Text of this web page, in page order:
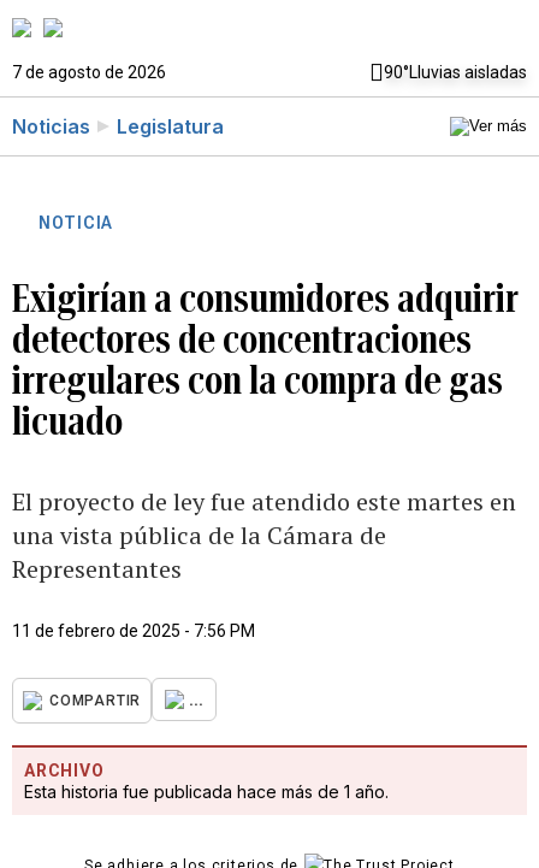
7 de agosto de 2026 90°Lluvias aisladas
Noticias Legislatura
NOTICIA
Exigirían a consumidores adquirir
detectores de concentraciones
irregulares con la compra de gas
licuado
El proyecto de ley fue atendido este martes en
una vista pública de la Cámara de
Representantes
11 de febrero de 2025 - 7:56 PM
COMPARTIR ...
ARCHIVO
Esta historia fue publicada hace más de 1 año.